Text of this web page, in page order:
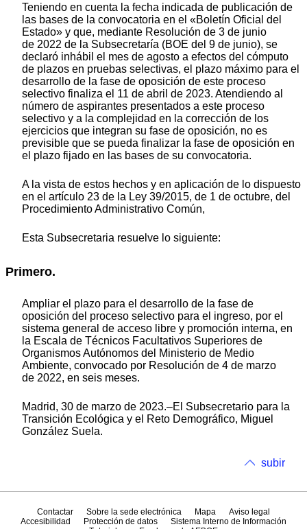
Teniendo en cuenta la fecha indicada de publicación de
las bases de la convocatoria en el «Boletín Oficial del
Estado» y que, mediante Resolución de 3 de junio
de 2022 de la Subsecretaría (BOE del 9 de junio), se
declaró inhábil el mes de agosto a efectos del cómputo
de plazos en pruebas selectivas, el plazo máximo para el
desarrollo de la fase de oposición de este proceso
selectivo finaliza el 11 de abril de 2023. Atendiendo al
número de aspirantes presentados a este proceso
selectivo y a la complejidad en la corrección de los
ejercicios que integran su fase de oposición, no es
previsible que se pueda finalizar la fase de oposición en
el plazo fijado en las bases de su convocatoria.
A la vista de estos hechos y en aplicación de lo dispuesto
en el artículo 23 de la Ley 39/2015, de 1 de octubre, del
Procedimiento Administrativo Común,
Esta Subsecretaria resuelve lo siguiente:
Primero.
Ampliar el plazo para el desarrollo de la fase de
oposición del proceso selectivo para el ingreso, por el
sistema general de acceso libre y promoción interna, en
la Escala de Técnicos Facultativos Superiores de
Organismos Autónomos del Ministerio de Medio
Ambiente, convocado por Resolución de 4 de marzo
de 2022, en seis meses.
Madrid, 30 de marzo de 2023.–El Subsecretario para la
Transición Ecológica y el Reto Demográfico, Miguel
González Suela.
subir
Contactar Sobre la sede electrónica Mapa
Aviso legal
Accesibilidad
Protección de datos
Sistema Interno de Información